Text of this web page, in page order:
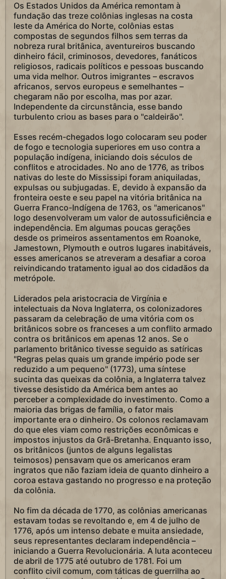
Os Estados Unidos da América remontam à
fundação das treze colônias inglesas na costa
leste da América do Norte, colônias estas
compostas de segundos filhos sem terras da
nobreza rural britânica, aventureiros buscando
dinheiro fácil, criminosos, devedores, fanáticos
religiosos, radicais políticos e pessoas buscando
uma vida melhor. Outros imigrantes – escravos
africanos, servos europeus e semelhantes –
chegaram não por escolha, mas por azar.
Independente da circunstância, esse bando
turbulento criou as bases para o "caldeirão".
Esses recém-chegados logo colocaram seu poder
de fogo e tecnologia superiores em uso contra a
população indígena, iniciando dois séculos de
conflitos e atrocidades. No ano de 1776, as tribos
nativas do leste do Mississipi foram aniquiladas,
expulsas ou subjugadas. E, devido à expansão da
fronteira oeste e seu papel na vitória britânica na
Guerra Franco-Indígena de 1763, os "americanos"
logo desenvolveram um valor de autossuficiência e
independência. Em algumas poucas gerações
desde os primeiros assentamentos em Roanoke,
Jamestown, Plymouth e outros lugares inabitáveis,
esses americanos se atreveram a desafiar a coroa
reivindicando tratamento igual ao dos cidadãos da
metrópole.
Liderados pela aristocracia de Virgínia e
intelectuais da Nova Inglaterra, os colonizadores
passaram da celebração de uma vitória com os
britânicos sobre os franceses a um conflito armado
contra os britânicos em apenas 12 anos. Se o
parlamento britânico tivesse seguido as satíricas
"Regras pelas quais um grande império pode ser
reduzido a um pequeno" (1773), uma síntese
sucinta das queixas da colônia, a Inglaterra talvez
tivesse desistido da América bem antes ao
perceber a complexidade do investimento. Como a
maioria das brigas de família, o fator mais
importante era o dinheiro. Os colonos reclamavam
do que eles viam como restrições econômicas e
impostos injustos da Grã-Bretanha. Enquanto isso,
os britânicos (juntos de alguns legalistas
teimosos) pensavam que os americanos eram
ingratos que não faziam ideia de quanto dinheiro a
coroa estava gastando no progresso e na proteção
da colônia.
No fim da década de 1770, as colônias americanas
estavam todas se revoltando e, em 4 de julho de
1776, após um intenso debate e muita ansiedade,
seus representantes declaram independência –
iniciando a Guerra Revolucionária. A luta aconteceu
de abril de 1775 até outubro de 1781. Foi um
conflito civil comum, com táticas de guerrilha ao